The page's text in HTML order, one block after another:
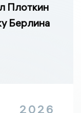
Плоткин
Берлина
2026